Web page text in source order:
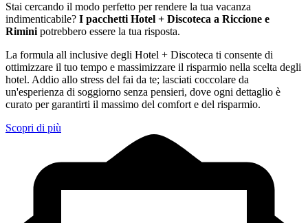
Stai cercando il modo perfetto per rendere la tua vacanza
indimenticabile? I pacchetti Hotel + Discoteca a Riccione e
Rimini potrebbero essere la tua risposta.
La formula all inclusive degli Hotel + Discoteca ti consente di
ottimizzare il tuo tempo e massimizzare il risparmio nella scelta degli
hotel. Addio allo stress del fai da te; lasciati coccolare da
un'esperienza di soggiorno senza pensieri, dove ogni dettaglio è
curato per garantirti il massimo del comfort e del risparmio.
Scopri di più